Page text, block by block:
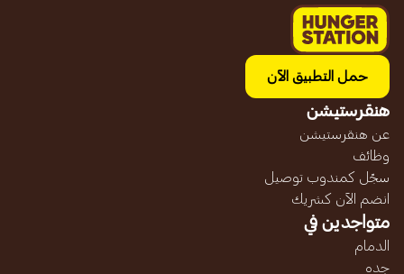
حمل التطبيق الآن
هنقرستيشن
عن هنقرستيشن
وظائف
سجّل كمندوب توصيل
انضم الآن كشريك
متواجدين في
الدمام
جده